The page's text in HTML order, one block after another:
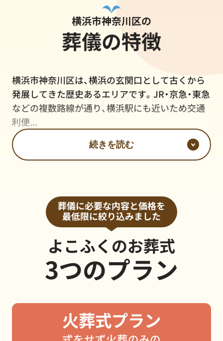
横浜市神奈川区の
葬儀の特徴
横浜市神奈川区は、横浜の玄関口として古くから
発展してきた歴史あるエリアです。JR・京急・東急
などの複数路線が通り、横浜駅にも近いため交通
利便...
続きを読む
葬儀に必要な内容と価格を
最低限に絞り込みました
よこふくのお葬式
3つのプラン
火葬式プラン